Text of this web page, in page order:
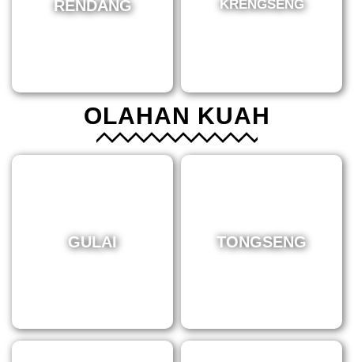
RENDANG KRENGSENG
OLAHAN KUAH
GULAI TONGSENG